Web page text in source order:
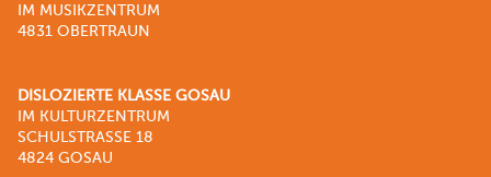
IM MUSIKZENTRUM
4831 OBERTRAUN
DISLOZIERTE KLASSE GOSAU
IM KULTURZENTRUM
SCHULSTRASSE 18
4824 GOSAU